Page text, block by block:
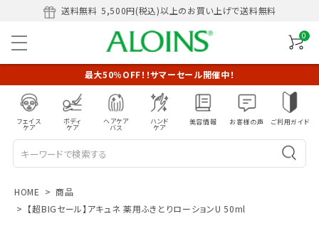
送料無料 5,500円(税込)以上のお買い上げで送料無料
0
最大50％OFF！！サマーセール開催中！
フェイス
ケア
ボディ
ケア
ヘアケア
バス
ハンド
ケア
美容情報 お客様の声 ご利用ガイド
HOME
商品
【超BIGセール】アキュネ 薬用ふきとりローションU 50ml